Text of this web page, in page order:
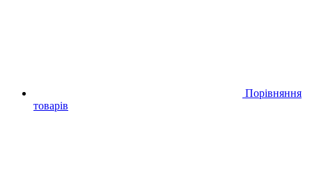
Порівняння
товарів